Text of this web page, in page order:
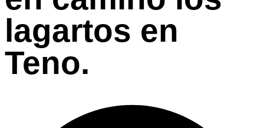
lagartos en
Teno.